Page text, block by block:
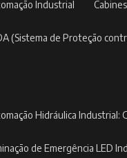
Industrial
(Sistema de Proteção
Hidráulica
de Emergência LED